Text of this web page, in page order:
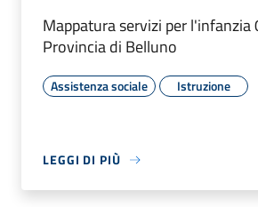
Mappatura servizi per
Provincia di Belluno
Assistenza sociale Istruzione
LEGGI DI PIÙ